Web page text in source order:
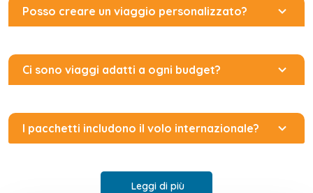
Posso creare un viaggio personalizzato?
Ci sono viaggi adatti a ogni budget?
I pacchetti includono il volo internazionale?
Leggi di più